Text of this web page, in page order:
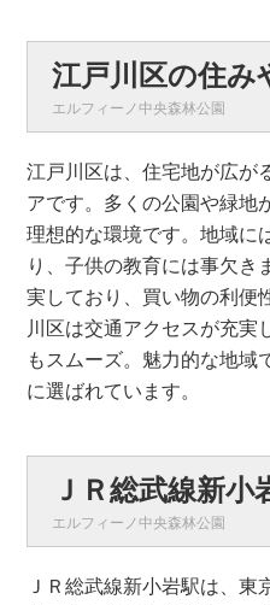
江戸川区の住み
エルフィーノ中央森林公園
江戸川区は、住宅地が広が
アです。多くの公園や緑地
理想的な環境です。地域に
り、子供の教育には事欠き
実しており、買い物の利便
川区は交通アクセスが充実
もスムーズ。魅力的な地域
に選ばれています。
ＪＲ総武線新小
エルフィーノ中央森林公園
ＪＲ総武線新小岩駅は、